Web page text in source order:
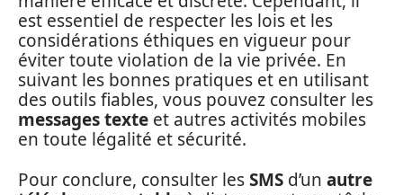
est essentiel de respecter les lois et les
considérations éthiques en vigueur pour
éviter toute violation de la vie privée. En
suivant les bonnes pratiques et en utilisant
des outils fiables, vous pouvez consulter les
messages texte et autres activités mobiles
en toute légalité et sécurité.
Pour conclure, consulter lesSMS d’un autre